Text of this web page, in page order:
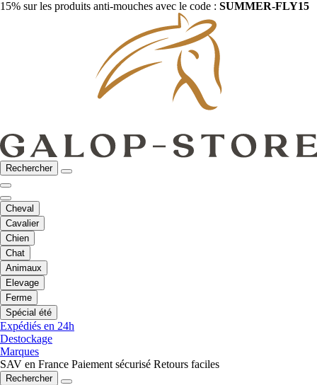
15% sur les produits anti-mouches avec le code : SUMMER-FLY15
Rechercher
Cheval
Cavalier
Chien
Chat
Animaux
Elevage
Ferme
Spécial été
Expédiés en 24h
Destockage
Marques
SAV en France Paiement sécurisé Retours faciles
Rechercher